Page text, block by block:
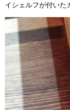
イシェルフが付いた